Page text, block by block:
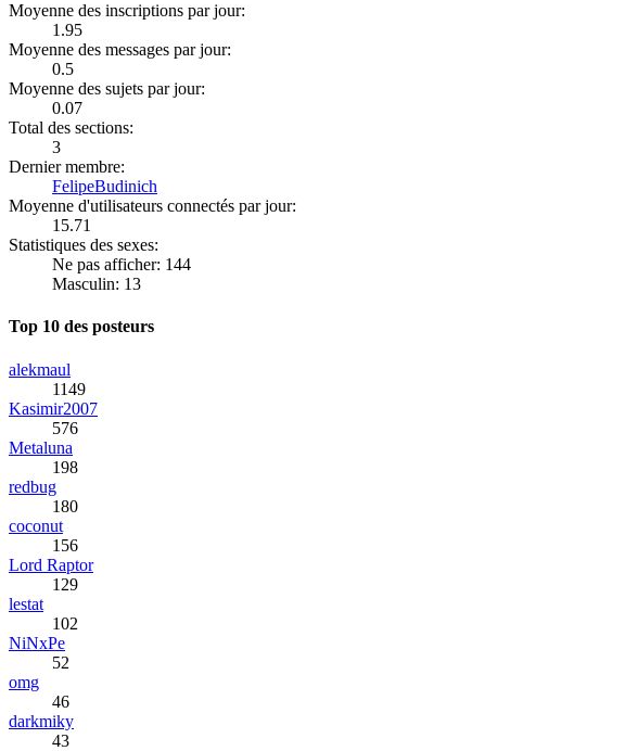
Moyenne des inscriptions par jour:
1.95
Moyenne des messages par jour:
0.5
Moyenne des sujets par jour:
0.07
Total des sections:
3
Dernier membre:
FelipeBudinich
Moyenne d'utilisateurs connectés par jour:
15.71
Statistiques des sexes:
Ne pas afficher: 144
Masculin: 13
Top 10 des posteurs
alekmaul
1149
Kasimir2007
576
Metaluna
198
redbug
180
coconut
156
Lord Raptor
129
lestat
102
NiNxPe
52
omg
46
darkmiky
43